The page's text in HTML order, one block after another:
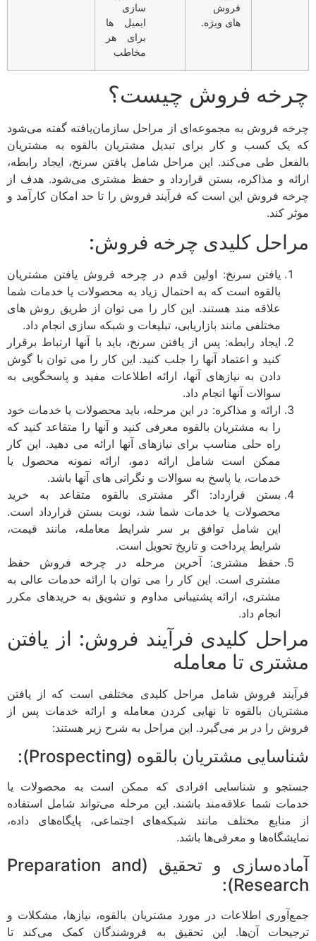
فروش
های ویژه.
سازی
ایمیل ها
برای هر
مخاطب
چرخه فروش چیست؟
چرخه فروش به مجموعه‌ای از مراحل سازمان‌یافته گفته می‌شود
که یک کسب و کار برای تبدیل مشتریان بالقوه به مشتریان
بالفعل طی می‌کند. این مراحل شامل یافتن سرنخ، ایجاد رابطه،
ارائه و مذاکره، بستن قرارداد و حفظ مشتری می‌شود. هدف از
چرخه فروش این است که فرآیند فروش را تا حد امکان کارآمد و
موثر کند.
مراحل کلیدی چرخه فروش:
یافتن سرنخ: اولین قدم در چرخه فروش یافتن مشتریان
بالقوه است که به احتمال زیاد به محصولات یا خدمات شما
علاقه مند هستند. این کار را می توان از طریق روش های
مختلفی مانند بازاریابی، تبلیغات و شبکه سازی انجام داد.
ایجاد رابطه: پس از یافتن سرنخ، باید با آنها ارتباط برقرار
کنید و اعتماد آنها را جلب کنید. این کار را می توان با گوش
دادن به نیازهای آنها، ارائه اطلاعات مفید و پاسخگویی به
سوالات آنها انجام داد.
ارائه و مذاکره: در این مرحله، باید محصولات یا خدمات خود
را به مشتریان بالقوه معرفی کنید و آنها را متقاعد کنید که
راه حلی مناسب برای نیازهای آنها ارائه می دهید. این کار
ممکن است شامل ارائه دمو، ارائه نمونه محصول یا
خدمات، یا پاسخ به سوالات و نگرانی های آنها باشد.
بستن قرارداد: اگر مشتری بالقوه متقاعد به خرید
محصولات یا خدمات شما شد، نوبت بستن قرارداد است.
این شامل توافق بر سر شرایط معامله، مانند قیمت،
شرایط پرداخت و تاریخ تحویل است.
حفظ مشتری: آخرین مرحله در چرخه فروش حفظ
مشتری است. این کار را می توان با ارائه خدمات عالی به
مشتری، ارائه پشتیبانی مداوم و تشویق به خریدهای مکرر
انجام داد.
مراحل کلیدی فرآیند فروش: از یافتن
مشتری تا معامله
فرآیند فروش شامل مراحل کلیدی مختلفی است که از یافتن
مشتریان بالقوه تا نهایی کردن معامله و ارائه خدمات پس از
فروش را در بر می‌گیرد. این مراحل به شرح زیر هستند:
شناسایی مشتریان بالقوه (Prospecting):
جستجو و شناسایی افرادی که ممکن است به محصولات یا
خدمات شما علاقه‌مند باشند. این مرحله می‌تواند شامل استفاده
از منابع مختلف مانند شبکه‌های اجتماعی، پایگاه‌های داده،
نمایشگاه‌ها و معرفی‌ها باشد.
آماده‌سازی و تحقیق (Preparation and
Research):
جمع‌آوری اطلاعات در مورد مشتریان بالقوه، نیازها، مشکلات و
ترجیحات آن‌ها. این تحقیق به فروشندگان کمک می‌کند تا